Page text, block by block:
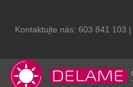
Kontaktujte nás: 603 841 103 |